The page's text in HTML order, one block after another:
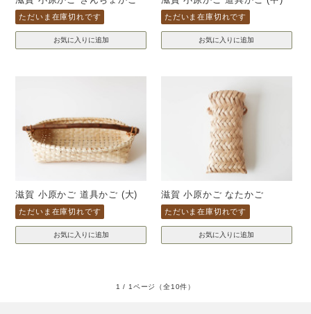
ただいま在庫切れです ただいま在庫切れです
滋賀 小原かご 道具かご (大)
ただいま在庫切れです
滋賀 小原かご なたかご
ただいま在庫切れです
1 / 1ページ （全10件）